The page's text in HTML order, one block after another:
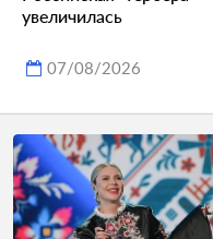
увеличилась
07/08/2026